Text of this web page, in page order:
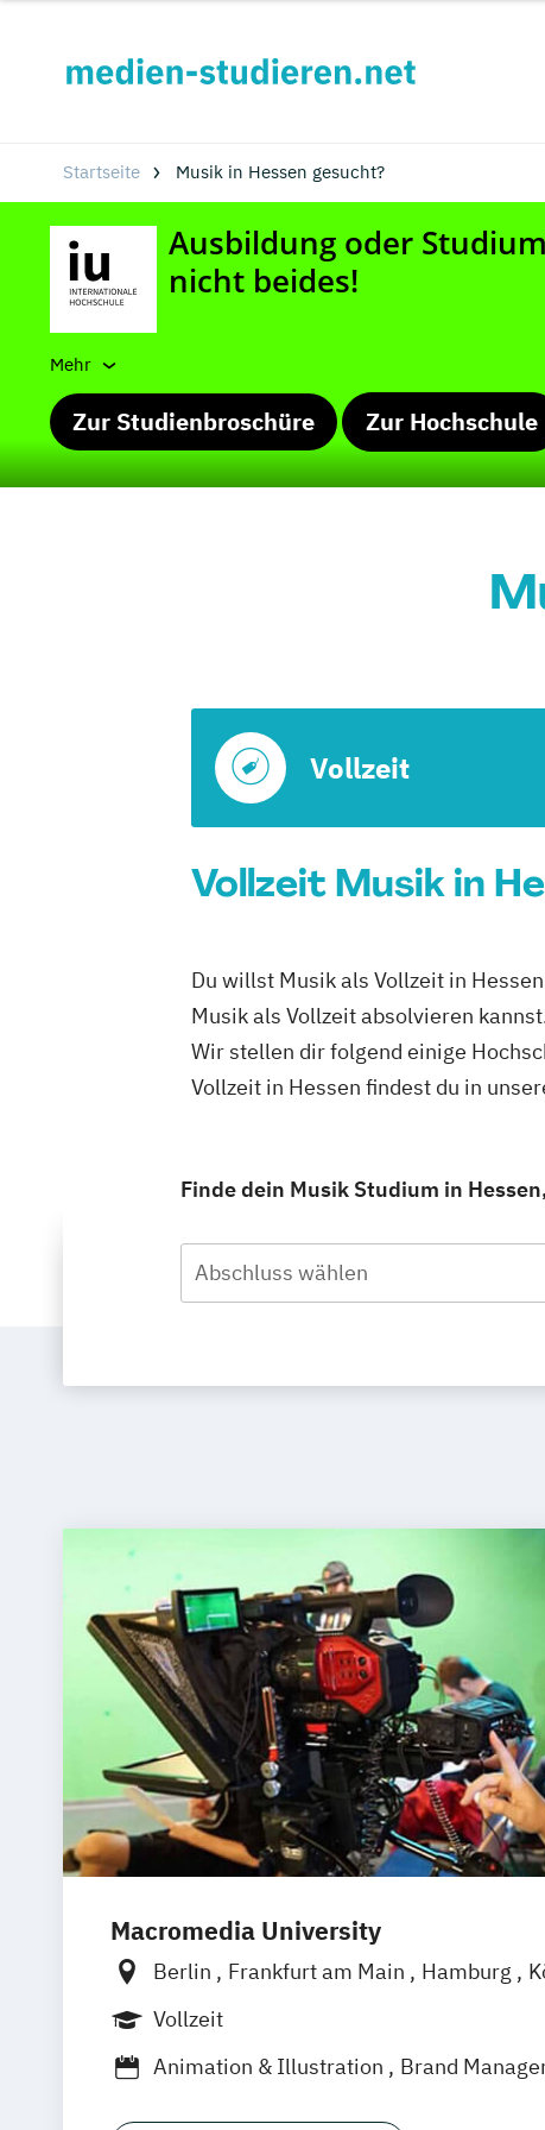
Startseite Musik in Hessen gesucht?
Mehr
Zur Studienbroschüre Zur Hochschule
Vollzeit
Vollzeit Musik in
Du willst Musik als Vollzeit in
Musik als Vollzeit absolvieren
Wir stellen dir folgend einige
Vollzeit in Hessen findest du in
Finde dein Musik Studium in
Abschluss wählen
Macromedia University
Berlin Frankfurt am Main Hamburg
München
Vollzeit
Animation & Illustration
Brand